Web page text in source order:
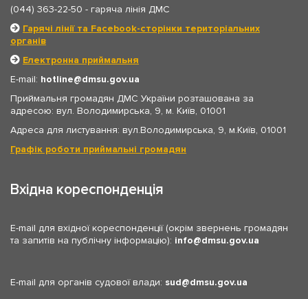
(044) 363-22-50 - гаряча лінія ДМС
Гарячі лінії та Facebook-сторінки територіальних
органів
Електронна приймальня
E-mail: hotline
dmsu.gov.ua
Приймальня громадян ДМС України розташована за
адресою: вул. Володимирська, 9, м. Київ, 01001
Адреса для листування: вул.Володимирська, 9, м.Київ, 01001
Графік роботи приймальні громадян
Вхідна кореспонденція
E-mail для вхідної кореспонденції (окрім звернень громадян
та запитів на публічну інформацію): info dmsu.gov.ua
E-mail для органів судової влади: sud dmsu.gov.ua